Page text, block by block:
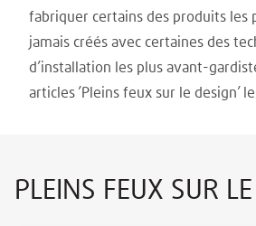
fabriquer certains des produits les
jamais créés avec certaines des
d’installation les plus avant-
articles ’Pleins feux sur le design’
PLEINS FEUX SUR